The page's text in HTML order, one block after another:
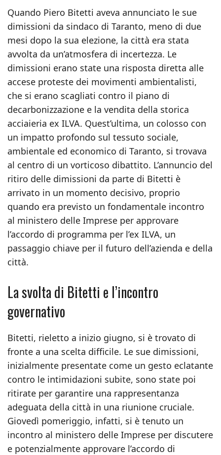
Quando Piero Bitetti aveva annunciato le sue
dimissioni da sindaco di Taranto, meno di due
mesi dopo la sua elezione, la città era stata
avvolta da un’atmosfera di incertezza. Le
dimissioni erano state una risposta diretta alle
accese proteste dei movimenti ambientalisti,
che si erano scagliati contro il piano di
decarbonizzazione e la vendita della storica
acciaieria ex ILVA. Quest’ultima, un colosso con
un impatto profondo sul tessuto sociale,
ambientale ed economico di Taranto, si trovava
al centro di un vorticoso dibattito. L’annuncio del
ritiro delle dimissioni da parte di Bitetti è
arrivato in un momento decisivo, proprio
quando era previsto un fondamentale incontro
al ministero delle Imprese per approvare
l’accordo di programma per l’ex ILVA, un
passaggio chiave per il futuro dell’azienda e della
città.
La svolta di Bitetti e l’incontro
governativo
Bitetti, rieletto a inizio giugno, si è trovato di
fronte a una scelta difficile. Le sue dimissioni,
inizialmente presentate come un gesto eclatante
contro le intimidazioni subite, sono state poi
ritirate per garantire una rappresentanza
adeguata della città in una riunione cruciale.
Giovedì pomeriggio, infatti, si è tenuto un
incontro al ministero delle Imprese per discutere
e potenzialmente approvare l’accordo di